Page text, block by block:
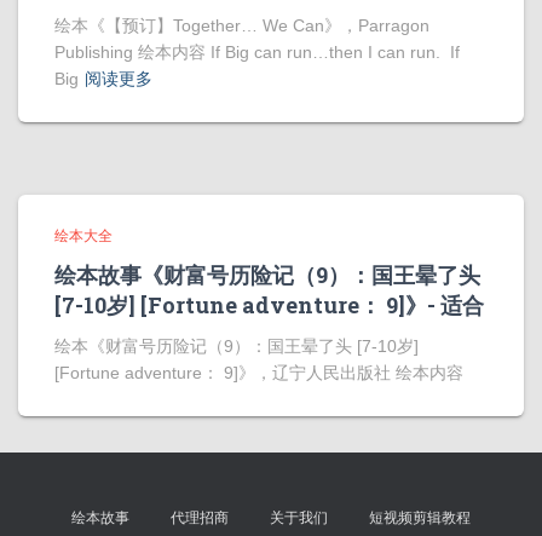
绘本《【预订】Together… We Can》，Parragon
Publishing 绘本内容 If Big can run…then I can run. If
Big 阅读更多
绘本大全
绘本故事《财富号历险记（9）：国王晕了头
[7-10岁] [Fortune adventure： 9]》- 适合
绘本《财富号历险记（9）：国王晕了头 [7-10岁]
[Fortune adventure： 9]》，辽宁人民出版社 绘本内容
绘本故事 代理招商 关于我们 短视频剪辑教程